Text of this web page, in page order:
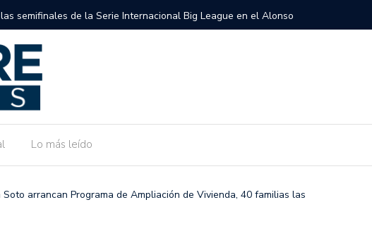
semifinales de la Serie Internacional Big League en el Alonso
de Camargo
Lo más leído
Soto arrancan Programa de Ampliación de Vivienda, 40 familias las